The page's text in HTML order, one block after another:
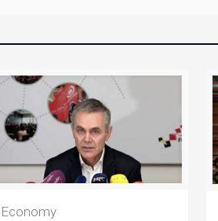
Economy